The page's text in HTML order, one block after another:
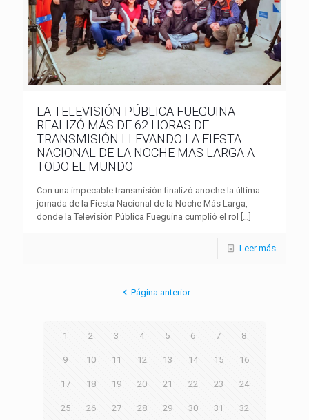
LA TELEVISIÓN PÚBLICA FUEGUINA
REALIZÓ MÁS DE 62 HORAS DE
TRANSMISIÓN LLEVANDO LA FIESTA
NACIONAL DE LA NOCHE MAS LARGA A
TODO EL MUNDO
Con una impecable transmisión finalizó anoche la última
jornada de la Fiesta Nacional de la Noche Más Larga,
donde la Televisión Pública Fueguina cumplió el rol […]
Leer más
Página anterior
1 2 3 4 5 6 7 8
9 10 11 12 13 14 15 16
17 18 19 20 21 22 23 24
25 26 27 28 29 30 31 32